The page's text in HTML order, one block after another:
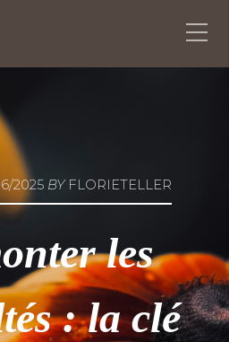
2025 BYFLORIETELLER
les
: la clé